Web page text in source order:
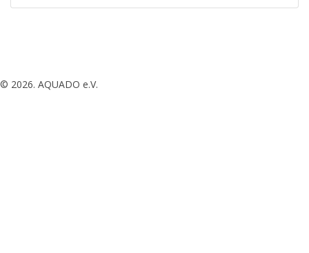
© 2026. AQUADO e.V.